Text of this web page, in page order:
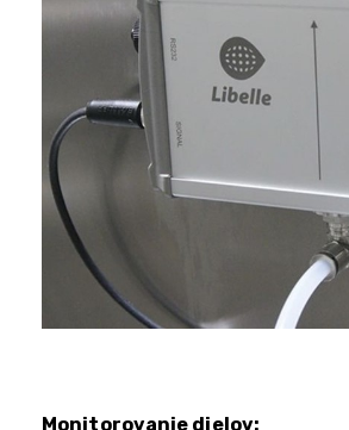
Monitorovanie dielov: